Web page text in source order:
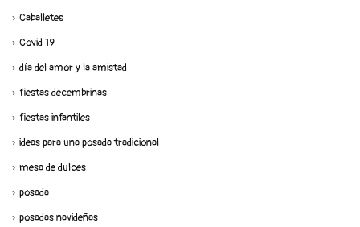
Caballetes
Covid 19
día del amor y la amistad
fiestas decembrinas
fiestas infantiles
ideas para una posada tradicional
mesa de dulces
posada
posadas navideñas